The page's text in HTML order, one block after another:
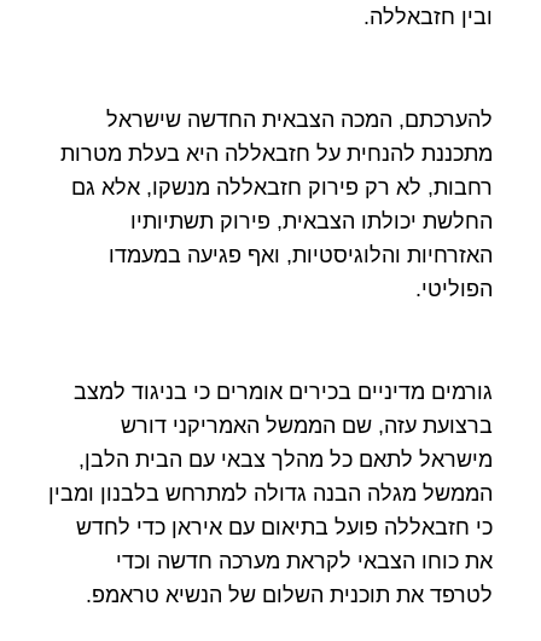
ובין חזבאללה.
להערכתם, המכה הצבאית החדשה שישראל
מתכננת להנחית על חזבאללה היא בעלת מטרות
רחבות, לא רק פירוק חזבאללה מנשקו, אלא גם
החלשת יכולתו הצבאית, פירוק תשתיותיו
האזרחיות והלוגיסטיות, ואף פגיעה במעמדו
הפוליטי.
גורמים מדיניים בכירים אומרים כי בניגוד למצב
ברצועת עזה, שם הממשל האמריקני דורש
מישראל לתאם כל מהלך צבאי עם הבית הלבן,
הממשל מגלה הבנה גדולה למתרחש בלבנון ומבין
כי חזבאללה פועל בתיאום עם איראן כדי לחדש
את כוחו הצבאי לקראת מערכה חדשה וכדי
לטרפד את תוכנית השלום של הנשיא טראמפ.